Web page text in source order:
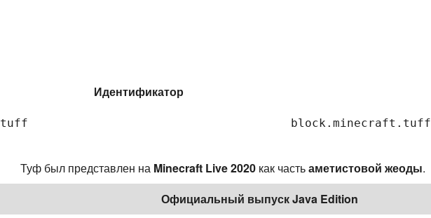
Идентификатор
tuff block.minecraft.tuff
Туф был представлен на Minecraft Live 2020 как частьаметистовой жеоды.
Официальный выпуск Java Edition